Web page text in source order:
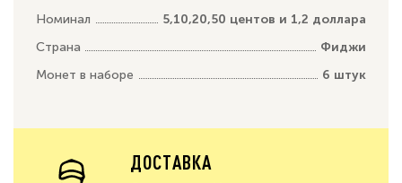
Номинал
5,10,20,50 центов и 1,2 доллара
Страна
Фиджи
Монет в наборе
6 штук
ДОСТАВКА